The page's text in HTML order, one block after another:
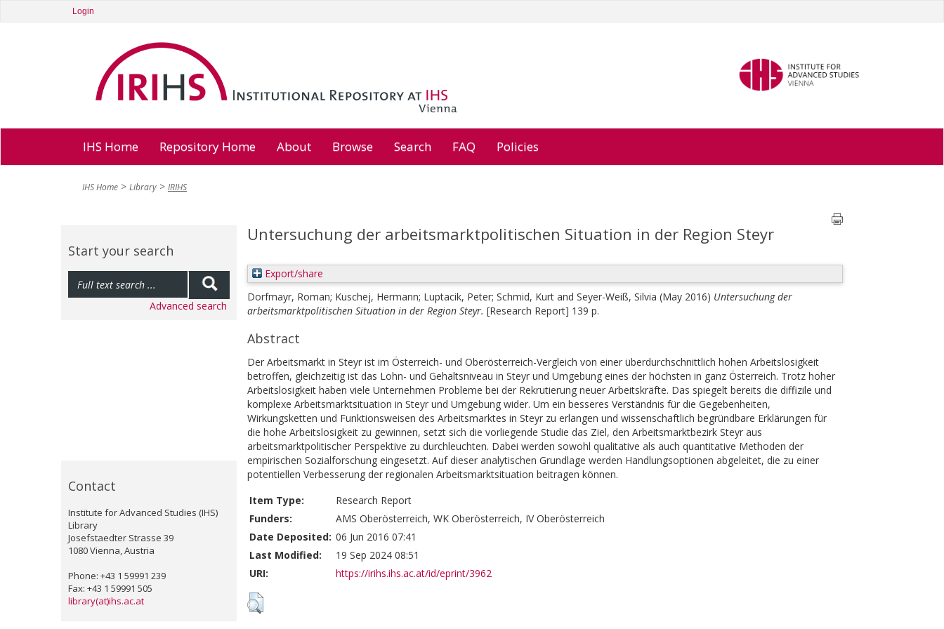
Login
IHS Home Repository Home About Browse Search FAQ Policies
IHS Home Library IRIHS
Start your search
Advanced search
Contact
Institute for Advanced Studies (IHS)
Library
Josefstaedter Strasse 39
1080 Vienna, Austria
Phone: +43 1 59991 239
Fax: +43 1 59991 505
library(at)ihs.ac.at
Untersuchung der arbeitsmarktpolitischen Situation in der Region Steyr
Export/share
Dorfmayr, Roman; Kuschej, Hermann; Luptacik, Peter; Schmid, Kurt and Seyer-Weiß, Silvia (May 2016) Untersuchung der
arbeitsmarktpolitischen Situation in der Region Steyr. [Research Report] 139 p.
Abstract
Der Arbeitsmarkt in Steyr ist im Österreich- und Oberösterreich-Vergleich von einer überdurchschnittlich hohen Arbeitslosigkeit
betroffen, gleichzeitig ist das Lohn- und Gehaltsniveau in Steyr und Umgebung eines der höchsten in ganz Österreich. Trotz hoher
Arbeitslosigkeit haben viele Unternehmen Probleme bei der Rekrutierung neuer Arbeitskräfte. Das spiegelt bereits die diffizile und
komplexe Arbeitsmarktsituation in Steyr und Umgebung wider. Um ein besseres Verständnis für die Gegebenheiten,
Wirkungsketten und Funktionsweisen des Arbeitsmarktes in Steyr zu erlangen und wissenschaftlich begründbare Erklärungen für
die hohe Arbeitslosigkeit zu gewinnen, setzt sich die vorliegende Studie das Ziel, den Arbeitsmarktbezirk Steyr aus
arbeitsmarktpolitischer Perspektive zu durchleuchten. Dabei werden sowohl qualitative als auch quantitative Methoden der
empirischen Sozialforschung eingesetzt. Auf dieser analytischen Grundlage werden Handlungsoptionen abgeleitet, die zu einer
potentiellen Verbesserung der regionalen Arbeitsmarktsituation beitragen können.
Item Type:
Research Report
Funders:
AMS Oberösterreich, WK Oberösterreich, IV Oberösterreich
Date Deposited: 06 Jun 2016 07:41
Last Modified:
19 Sep 2024 08:51
URI:
https://irihs.ihs.ac.at/id/eprint/3962